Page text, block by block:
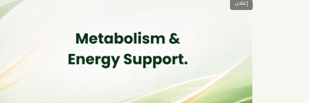
إعلان